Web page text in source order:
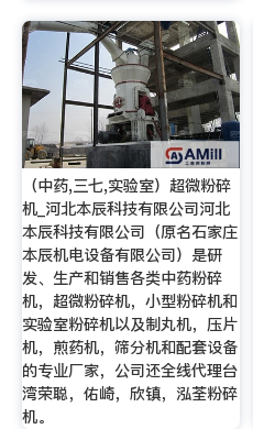
（中药,三七,实验室）超微粉碎
机_河北本辰科技有限公司河北
本辰科技有限公司（原名石家庄
本辰机电设备有限公司）是研
发、生产和销售各类中药粉碎
机，超微粉碎机，小型粉碎机和
实验室粉碎机以及制丸机，压片
机，煎药机，筛分机和配套设备
的专业厂家，公司还全线代理台
湾荣聪，佑崎，欣镇，泓荃粉碎
机。